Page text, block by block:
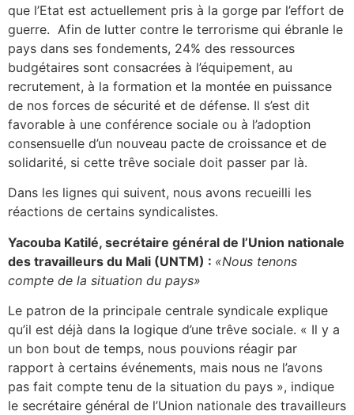
que l’Etat est actuellement pris à la gorge par l’effort de
guerre. Afin de lutter contre le terrorisme qui ébranle le
pays dans ses fondements, 24% des ressources
budgétaires sont consacrées à l’équipement, au
recrutement, à la formation et la montée en puissance
de nos forces de sécurité et de défense. Il s’est dit
favorable à une conférence sociale ou à l’adoption
consensuelle d’un nouveau pacte de croissance et de
solidarité, si cette trêve sociale doit passer par là.
Dans les lignes qui suivent, nous avons recueilli les
réactions de certains syndicalistes.
Yacouba Katilé, secrétaire général de l’Union nationale
des travailleurs du Mali (UNTM) : «Nous tenons
compte de la situation du pays»
Le patron de la principale centrale syndicale explique
qu’il est déjà dans la logique d’une trêve sociale. « Il y a
un bon bout de temps, nous pouvions réagir par
rapport à certains événements, mais nous ne l’avons
pas fait compte tenu de la situation du pays », indique
le secrétaire général de l’Union nationale des travailleurs